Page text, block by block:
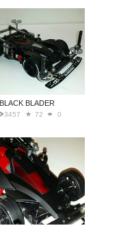
BLACK BLADER
3457 72 0